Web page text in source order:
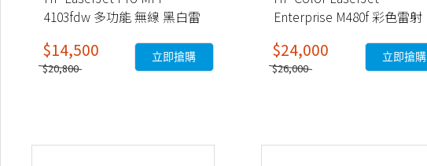
4103fdw 多功能 無線 黑白雷
$14,500
$20,800
立即搶購
Enterprise M480f 彩色雷射
$24,000
$26,000
立即搶購